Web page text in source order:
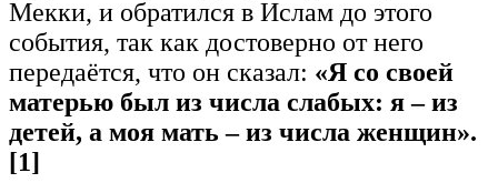
Мекки, и обратился в Ислам до этого
события, так как достоверно от него
передаётся, что он сказал: «Я со своей
матерью был из числа слабых: я – из
детей, а моя мать – из числа женщин».
[1]